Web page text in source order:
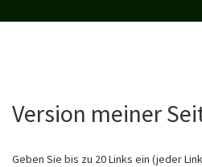
Version meiner
Geben Sie bis zu 20 Links ein (jeder